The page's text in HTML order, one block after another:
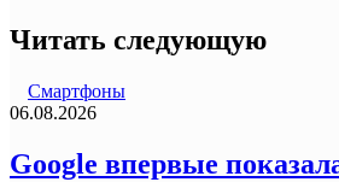
Читать следующую
Смартфоны
06.08.2026
Google впервые